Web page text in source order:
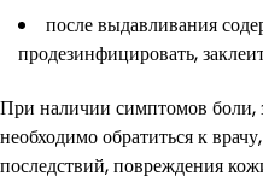
после выдавливания
продезинфицировать,
При наличии симптомов боли,
необходимо обратиться к
последствий, повреждения